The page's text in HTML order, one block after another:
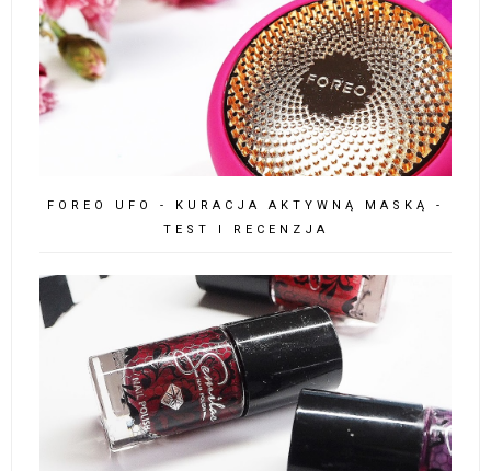
FOREO UFO - KURACJA AKTYWNĄ MASKĄ -
TEST I RECENZJA